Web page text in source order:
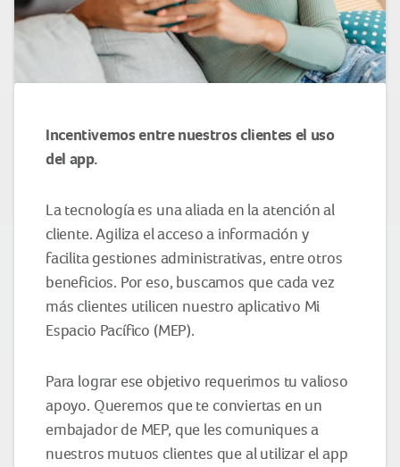
Incentivemos entre nuestros clientes el uso
del app.
La tecnología es una aliada en la atención al
cliente. Agiliza el acceso a información y
facilita gestiones administrativas, entre otros
beneficios. Por eso, buscamos que cada vez
más clientes utilicen nuestro aplicativo Mi
Espacio Pacífico (MEP).
Para lograr ese objetivo requerimos tu valioso
apoyo. Queremos que te conviertas en un
embajador de MEP, que les comuniques a
nuestros mutuos clientes que al utilizar el app